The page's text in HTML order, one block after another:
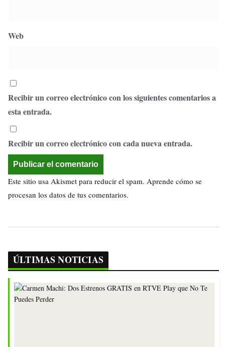
Web
Recibir un correo electrónico con los siguientes comentarios a
esta entrada.
Recibir un correo electrónico con cada nueva entrada.
Este sitio usa Akismet para reducir el spam. Aprende cómo se
procesan los datos de tus comentarios.
ÚLTIMAS NOTICIAS